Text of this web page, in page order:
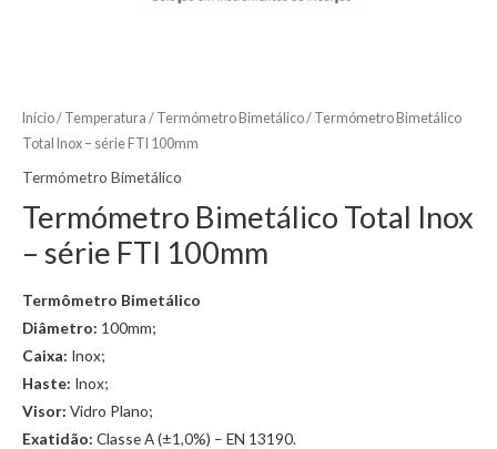
Início/ Temperatura / Termómetro Bimetálico/ Termómetro Bimetálico
Total Inox – série FTI 100mm
Termómetro Bimetálico
Termómetro Bimetálico Total Inox
– série FTI 100mm
Termômetro Bimetálico
Diâmetro: 100mm;
Caixa: Inox;
Haste: Inox;
Visor: Vidro Plano;
Exatidão: Classe A (±1,0%) – EN 13190.